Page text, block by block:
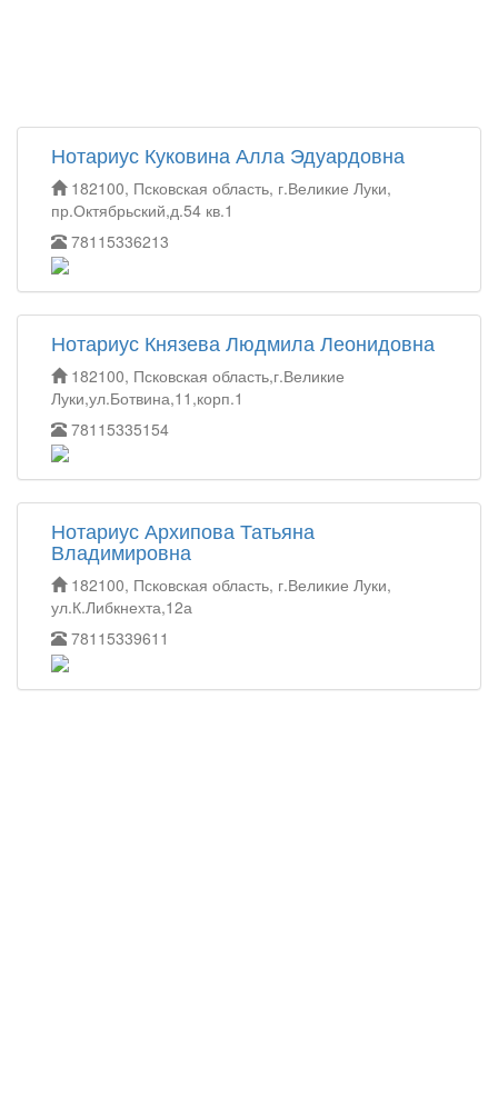
Нотариус Куковина Алла Эдуардовна
182100, Псковская область, г.Великие Луки,
пр.Октябрьский,д.54 кв.1
78115336213
Нотариус Князева Людмила Леонидовна
182100, Псковская область,г.Великие
Луки,ул.Ботвина,11,корп.1
78115335154
Нотариус Архипова Татьяна
Владимировна
182100, Псковская область, г.Великие Луки,
ул.К.Либкнехта,12а
78115339611